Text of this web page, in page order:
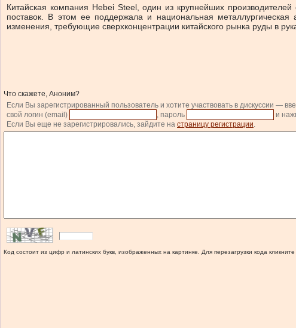
Китайская компания Hebei Steel, один из крупнейших
поставок. В этом ее поддержала и национальная
изменения, требующие сверхконцентрации китайского рынка руды в
Что скажете, Аноним?
Если Вы зарегистрированный пользователь и хотите участвовать в дискуссии —
свой логин (email)
, пароль и
Если Вы еще не зарегистрировались, зайдите на страницу регистрации
Код состоит из цифр и латинских букв, изображенных на картинке. Для перезагрузки кода кликните